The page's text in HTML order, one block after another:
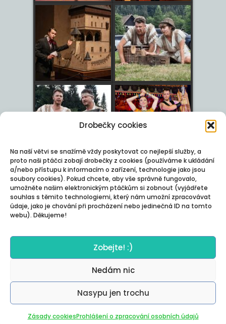
Drobečky cookies
Na naší větvi se snažímě vždy poskytovat co nejlepší služby, a
proto naši ptáčci zobají drobečky z cookies (používáme k ukládání
a/nebo přístupu k informacím o zařízení, technologie jako jsou
soubory cookies). Pokud chcete, aby vše správně fungovalo,
umožněte našim elektronickým ptáčkům si zobnout (vyjádřete
souhlas s těmito technologiemi, který nám umožní zpracovávat
údaje, jako je chování při procházení nebo jedinečná ID na tomto
webu). Děkujeme!
Zobejte! :)
Nedám nic
Nasypu jen trochu
Zásady cookiesProhlášení o zpracování osobních údajů
Autor:Posterity